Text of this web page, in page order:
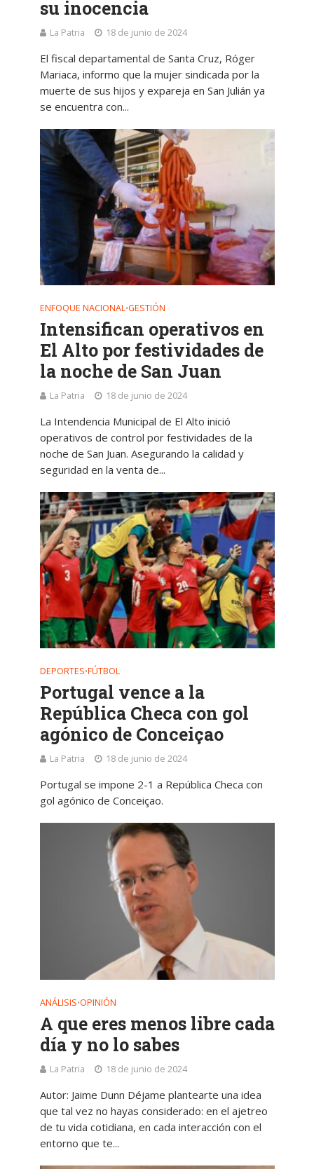
su inocencia
La Patria 18 de junio de 2024
El fiscal departamental de Santa Cruz, Róger
Mariaca, informo que la mujer sindicada por la
muerte de sus hijos y expareja en San Julián ya
se encuentra con...
ENFOQUE NACIONAL•GESTIÓN
Intensifican operativos en
El Alto por festividades de
la noche de San Juan
La Patria 18 de junio de 2024
La Intendencia Municipal de El Alto inició
operativos de control por festividades de la
noche de San Juan. Asegurando la calidad y
seguridad en la venta de...
DEPORTES•FÚTBOL
Portugal vence a la
República Checa con gol
agónico de Conceiçao
La Patria 18 de junio de 2024
Portugal se impone 2-1 a República Checa con
gol agónico de Conceiçao.
ANÁLISIS•OPINIÓN
A que eres menos libre cada
día y no lo sabes
La Patria 18 de junio de 2024
Autor: Jaime Dunn Déjame plantearte una idea
que tal vez no hayas considerado: en el ajetreo
de tu vida cotidiana, en cada interacción con el
entorno que te...